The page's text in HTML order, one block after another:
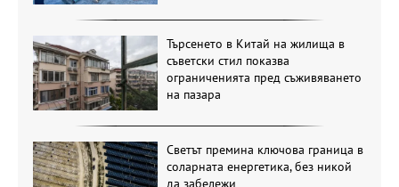
Търсенето в Китай на жилища в
съветски стил показва
ограниченията пред съживяването
на пазара
Светът премина ключова граница в
соларната енергетика, без никой
да забележи